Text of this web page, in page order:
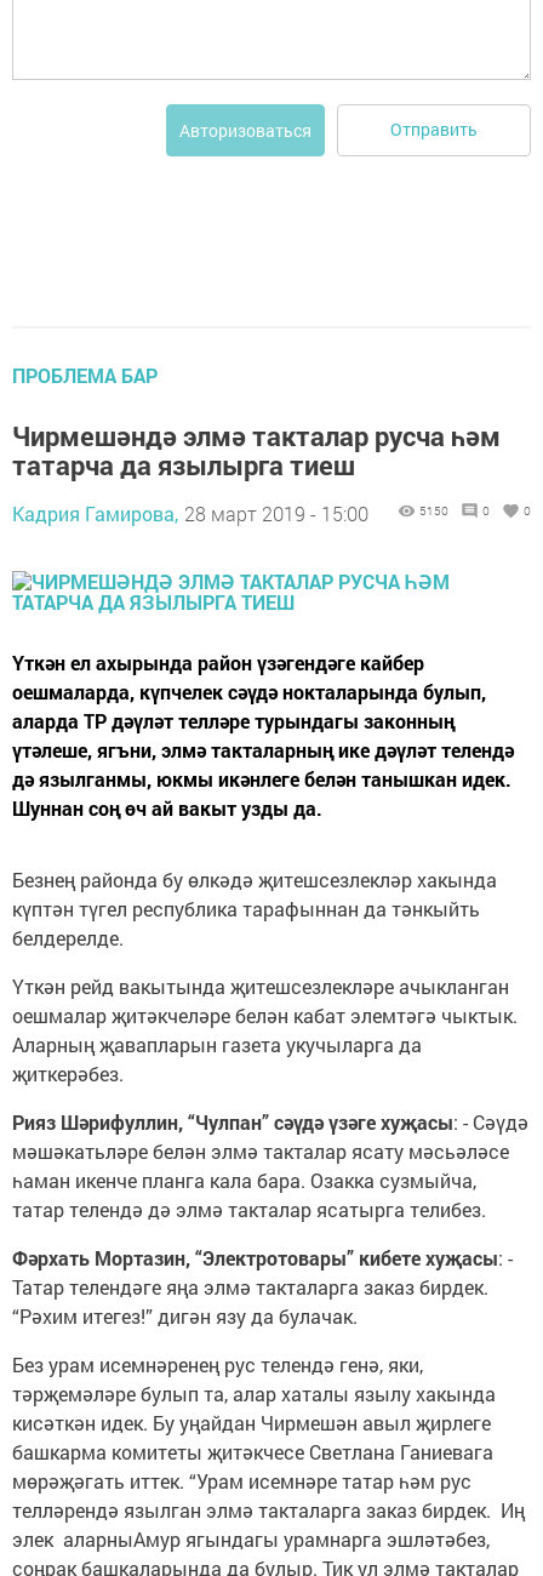
Авторизоваться Отправить
ПРОБЛЕМА БАР
Чирмешәндә элмә такталар русча һәм
татарча да язылырга тиеш
Кадрия Гамирова, 28 март 2019 - 15:00 5150 0 0
Үткән ел ахырында район үзәгендәге кайбер
оешмаларда, күпчелек сәүдә нокталарында булып,
аларда ТР дәүләт телләре турындагы законның
үтәлеше, ягъни, элмә такталарның ике дәүләт телендә
дә язылганмы, юкмы икәнлеге белән танышкан идек.
Шуннан соң өч ай вакыт узды да.
Безнең районда бу өлкәдә җитешсезлекләр хакында
күптән түгел республика тарафыннан да тәнкыйть
белдерелде.
Үткән рейд вакытында җитешсезлекләре ачыкланган
оешмалар җитәкчеләре белән кабат элемтәгә чыктык.
Аларның җавапларын газета укучыларга да
җиткерәбез.
Рияз Шәрифуллин, “Чулпан” сәүдә үзәге хуҗасы: - Сәүдә
мәшәкатьләре белән элмә такталар ясату мәсьәләсе
һаман икенче планга кала бара. Озакка сузмыйча,
татар телендә дә элмә такталар ясатырга телибез.
Фәрхать Мортазин, “Электротовары” кибете хуҗасы: -
Татар телендәге яңа элмә такталарга заказ бирдек.
“Рәхим итегез!” дигән язу да булачак.
Без урам исемнәренең рус телендә генә, яки,
тәрҗемәләре булып та, алар хаталы язылу хакында
кисәткән идек. Бу уңайдан Чирмешән авыл җирлеге
башкарма комитеты җитәкчесе Светлана Ганиевага
мөрәҗәгать иттек. “Урам исемнәре татар һәм рус
телләрендә язылган элмә такталарга заказ бирдек. Иң
элек аларныАмур ягындагы урамнарга эшләтәбез,
соңрак башкаларында да булыр. Тик ул элмә такталар